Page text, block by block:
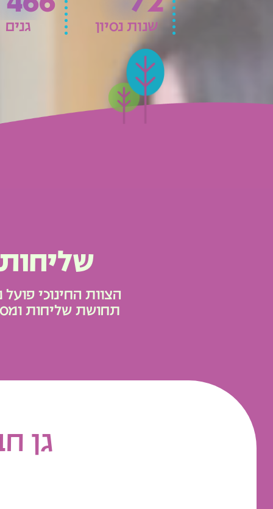
שנות נסיון גנים
שליחות
הצוות החינוכי פועל
תחושת שליחות
גן